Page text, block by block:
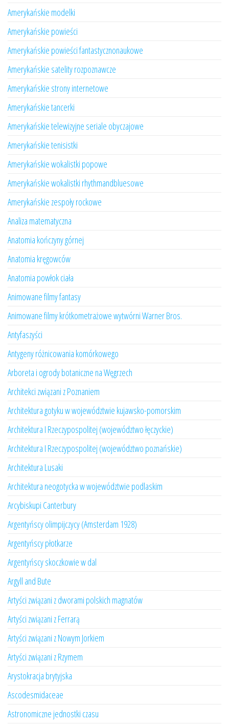
Amerykańskie modelki
Amerykańskie powieści
Amerykańskie powieści fantastycznonaukowe
Amerykańskie satelity rozpoznawcze
Amerykańskie strony internetowe
Amerykańskie tancerki
Amerykańskie telewizyjne seriale obyczajowe
Amerykańskie tenisistki
Amerykańskie wokalistki popowe
Amerykańskie wokalistki rhythmandbluesowe
Amerykańskie zespoły rockowe
Analiza matematyczna
Anatomia kończyny górnej
Anatomia kręgowców
Anatomia powłok ciała
Animowane filmy fantasy
Animowane filmy krótkometrażowe wytwórni Warner Bros.
Antyfaszyści
Antygeny różnicowania komórkowego
Arboreta i ogrody botaniczne na Węgrzech
Architekci związani z Poznaniem
Architektura gotyku w województwie kujawsko-pomorskim
Architektura I Rzeczypospolitej (województwo łęczyckie)
Architektura I Rzeczypospolitej (województwo poznańskie)
Architektura Lusaki
Architektura neogotycka w województwie podlaskim
Arcybiskupi Canterbury
Argentyńscy olimpijczycy (Amsterdam 1928)
Argentyńscy płotkarze
Argentyńscy skoczkowie w dal
Argyll and Bute
Artyści związani z dworami polskich magnatów
Artyści związani z Ferrarą
Artyści związani z Nowym Jorkiem
Artyści związani z Rzymem
Arystokracja brytyjska
Ascodesmidaceae
Astronomiczne jednostki czasu